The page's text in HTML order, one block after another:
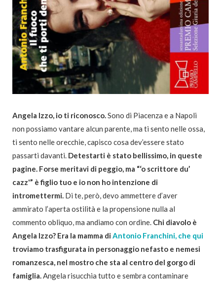
Angela Izzo, io ti riconosco.Sono di Piacenza e a Napoli
non possiamo vantare alcun parente, ma ti sento nelle ossa,
ti sento nelle orecchie, capisco cosa dev’essere stato
passarti davanti. Detestarti è stato bellissimo, in queste
pagine. Forse meritavi di peggio, ma “‘o scrittore du’
cazz'” è figlio tuo e io non ho intenzione di
intromettermi. Di te, però, devo ammettere d’aver
ammirato l’aperta ostilità e la propensione nulla al
commento obliquo, ma andiamo con ordine. Chi diavolo è
Angela Izzo? Era la mamma di Antonio Franchini, che qui
troviamo trasfigurata in personaggio nefasto e nemesi
romanzesca, nel mostro che sta al centro del gorgo di
famiglia.Angela risucchia tutto e sembra contaminare